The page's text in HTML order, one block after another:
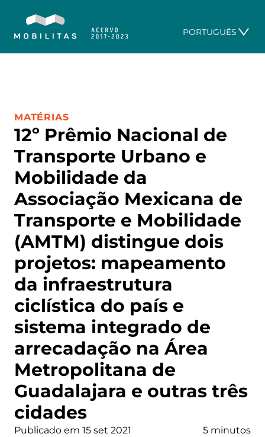
PORTUGUÊS
12º Prêmio Nacional de
Transporte Urbano e
Mobilidade da
Associação Mexicana de
Transporte e Mobilidade
(AMTM) distingue dois
projetos: mapeamento
da infraestrutura
ciclística do país e
sistema integrado de
arrecadação na Área
Metropolitana de
Guadalajara e outras três
cidades
CATEGORIA:
MATÉRIAS
Publicado em 15 set 2021 5 minutos